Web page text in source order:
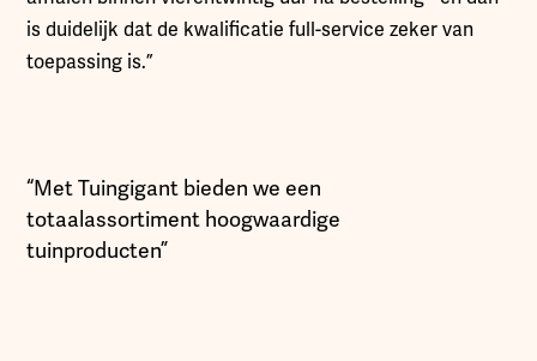
is duidelijk dat de kwalificatie full-service zeker van
toepassing is.”
“Met Tuingigant bieden we een
totaalassortiment hoogwaardige
tuinproducten”